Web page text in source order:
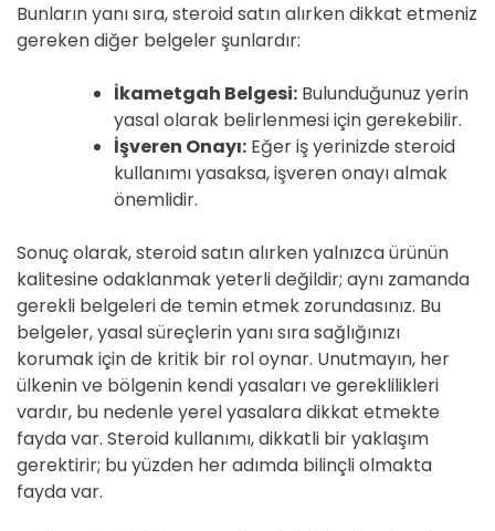
Bunların yanı sıra, steroid satın alırken dikkat etmeniz
gereken diğer belgeler şunlardır:
İkametgah Belgesi: Bulunduğunuz yerin
yasal olarak belirlenmesi için gerekebilir.
İşveren Onayı: Eğer iş yerinizde steroid
kullanımı yasaksa, işveren onayı almak
önemlidir.
Sonuç olarak, steroid satın alırken yalnızca ürünün
kalitesine odaklanmak yeterli değildir; aynı zamanda
gerekli belgeleri de temin etmek zorundasınız. Bu
belgeler, yasal süreçlerin yanı sıra sağlığınızı
korumak için de kritik bir rol oynar. Unutmayın, her
ülkenin ve bölgenin kendi yasaları ve gereklilikleri
vardır, bu nedenle yerel yasalara dikkat etmekte
fayda var. Steroid kullanımı, dikkatli bir yaklaşım
gerektirir; bu yüzden her adımda bilinçli olmakta
fayda var.